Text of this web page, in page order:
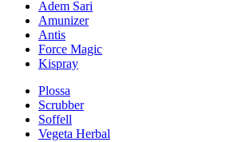
Adem Sari
Amunizer
Antis
Force Magic
Kispray
Plossa
Scrubber
Soffell
Vegeta Herbal